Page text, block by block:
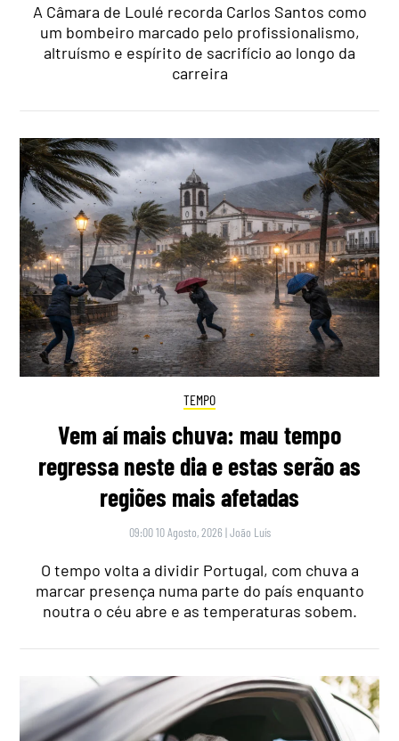
A Câmara de Loulé recorda Carlos Santos como
um bombeiro marcado pelo profissionalismo,
altruísmo e espírito de sacrifício ao longo da
carreira
TEMPO
Vem aí mais chuva: mau tempo
regressa neste dia e estas serão as
regiões mais afetadas
09:00 10 Agosto, 2026 |João Luís
O tempo volta a dividir Portugal, com chuva a
marcar presença numa parte do país enquanto
noutra o céu abre e as temperaturas sobem.